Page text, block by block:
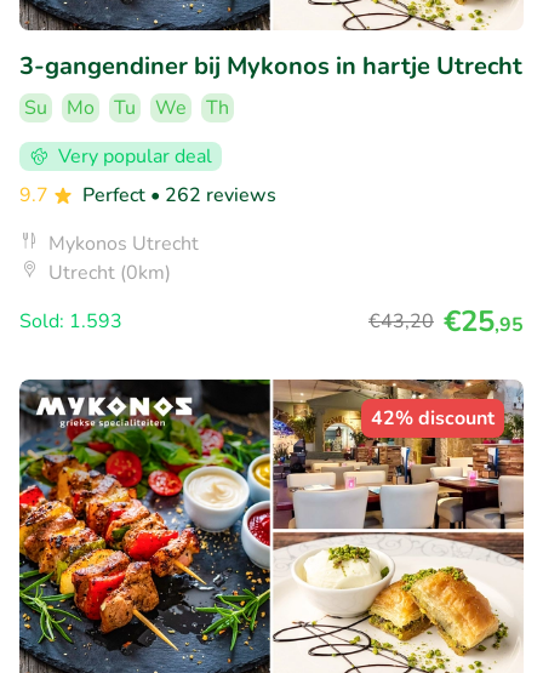
3-gangendiner bij Mykonos in hartje Utrecht
Su Mo Tu We
Th
Very popular deal
9.7
Perfect • 262 reviews
Mykonos Utrecht
Utrecht (0km)
Sold: 1.593
€43,20 €25,95
42% discount